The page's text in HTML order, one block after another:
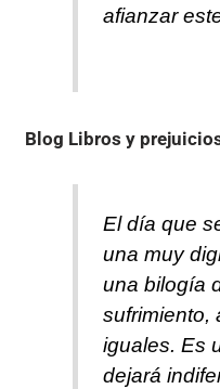
afianzar
Blog Libros y
El día que
una muy
una bilogía
sufrimiento,
iguales. Es
dejará